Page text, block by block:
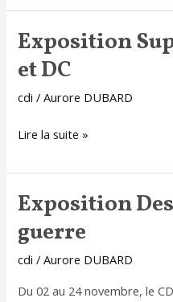
Exposition
et DC
cdi /Aurore DUBARD
Exposition
Super
héros
Marvel
Lire la suite »
Exposition
guerre
cdi /Aurore DUBARD
Du 02 au 24 novembre, le
Exposition
moi
la
guerre